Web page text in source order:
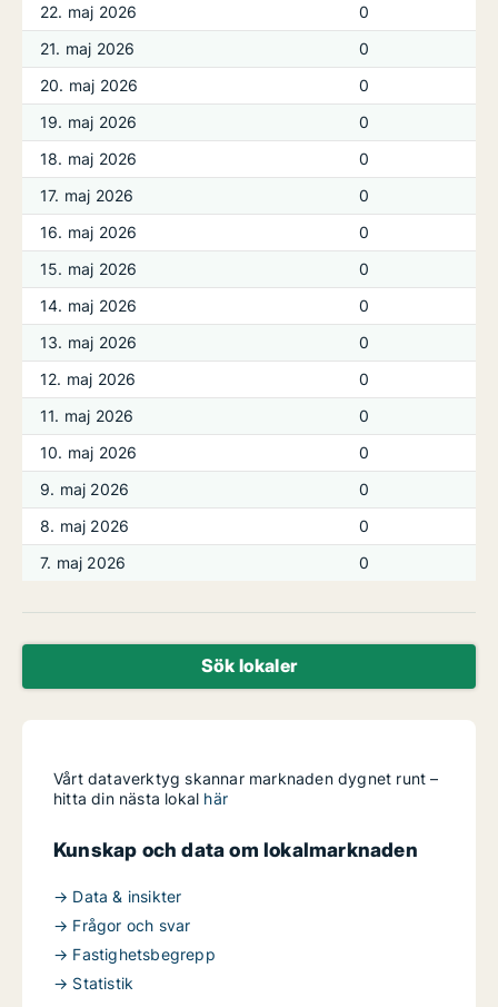
22. maj 2026
0
21. maj 2026
0
20. maj 2026
0
19. maj 2026
0
18. maj 2026
0
17. maj 2026
0
16. maj 2026
0
15. maj 2026
0
14. maj 2026
0
13. maj 2026
0
12. maj 2026
0
11. maj 2026
0
10. maj 2026
0
9. maj 2026
0
8. maj 2026
0
7. maj 2026
0
Sök lokaler
Vårt dataverktyg skannar marknaden dygnet runt –
hitta din nästa lokal här
Kunskap och data om lokalmarknaden
→ Data & insikter
→ Frågor och svar
→ Fastighetsbegrepp
→ Statistik